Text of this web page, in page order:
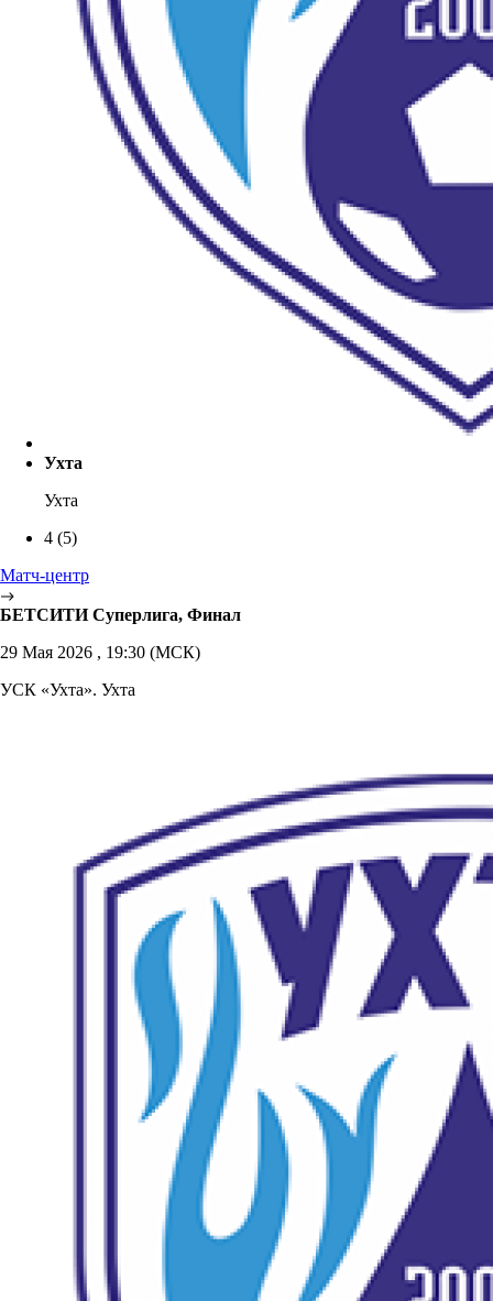
Ухта
Ухта
4 (5)
Матч-центр
БЕТСИТИ Суперлига, Финал
29 Мая 2026 , 19:30 (МСК)
УСК «Ухта». Ухта